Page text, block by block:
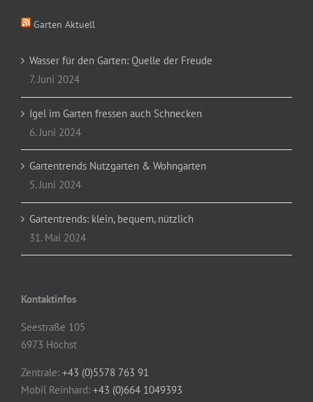
Garten Aktuell
Wasser für den Garten: Quelle der Freude
7. Juni 2024
Igel im Garten fressen auch Schnecken
6. Juni 2024
Gartentrends Nutzgarten & Wohngarten
5. Juni 2024
Gartentrends: klein, bequem, nützlich
31. Mai 2024
Kontaktinfos
Seestraße 105
6973 Höchst
Zentrale: +43 (0)5578 763 91
Mobil Reinhard: +43 (0)664 1049393